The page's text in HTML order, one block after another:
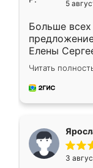
5
Больше
Елены
короткие
для замера
предложил
Читать
3